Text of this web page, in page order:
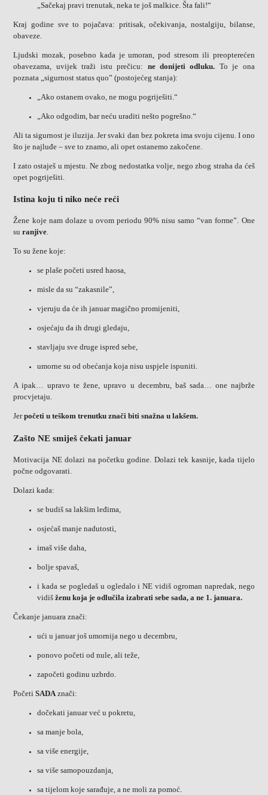
„Sačekaj pravi trenutak, neka te još malkice. Šta fali!“
Kraj godine sve to pojačava: pritisak, očekivanja, nostalgiju, bilanse,
obaveze.
Ljudski mozak, posebno kada je umoran, pod stresom ili preopterećen
obavezama, uvijek traži istu prečicu: ne donijeti odluku. To je ona
poznata „sigurnost status quo” (postojećeg stanja):
„Ako ostanem ovako, ne mogu pogriješiti.“
„Ako odgodim, bar neću uraditi nešto pogrešno.“
Ali ta sigurnost je iluzija. Jer svaki dan bez pokreta ima svoju cijenu. I ono
što je najluđe – sve to znamo, ali opet ostanemo zakočene.
I zato ostaješ u mjestu. Ne zbog nedostatka volje, nego zbog straha da ćeš
opet pogriješiti.
Istina koju ti niko neće reći
Žene koje nam dolaze u ovom periodu 90% nisu samo “van forme”. One
suranjive.
To su žene koje:
se plaše početi usred haosa,
misle da su “zakasnile”,
vjeruju da će ih januar magično promijeniti,
osjećaju da ih drugi gledaju,
stavljaju sve druge ispred sebe,
umorne su od obećanja koja nisu uspjele ispuniti.
A ipak… upravo te žene, upravo u decembru, baš sada… one najbrže
procvjetaju.
Jerpočeti u teškom trenutku znači biti snažna u lakšem.
Zašto NE smiješ čekati januar
Motivacija NE dolazi na početku godine. Dolazi tek kasnije, kada tijelo
počne odgovarati.
Dolazi kada:
se budiš sa lakšim leđima,
osjećaš manje nadutosti,
imaš više daha,
bolje spavaš,
i kada se pogledaš u ogledalo i NE vidiš ogroman napredak, nego
vidišženu koja je odlučila izabrati sebe sada, a ne 1. januara.
Čekanje januara znači:
ući u januar još umornija nego u decembru,
ponovo početi od nule, ali teže,
započeti godinu uzbrdo.
PočetiSADA znači:
dočekati januar već u pokretu,
sa manje bola,
sa više energije,
sa više samopouzdanja,
sa tijelom koje sarađuje, a ne moli za pomoć.